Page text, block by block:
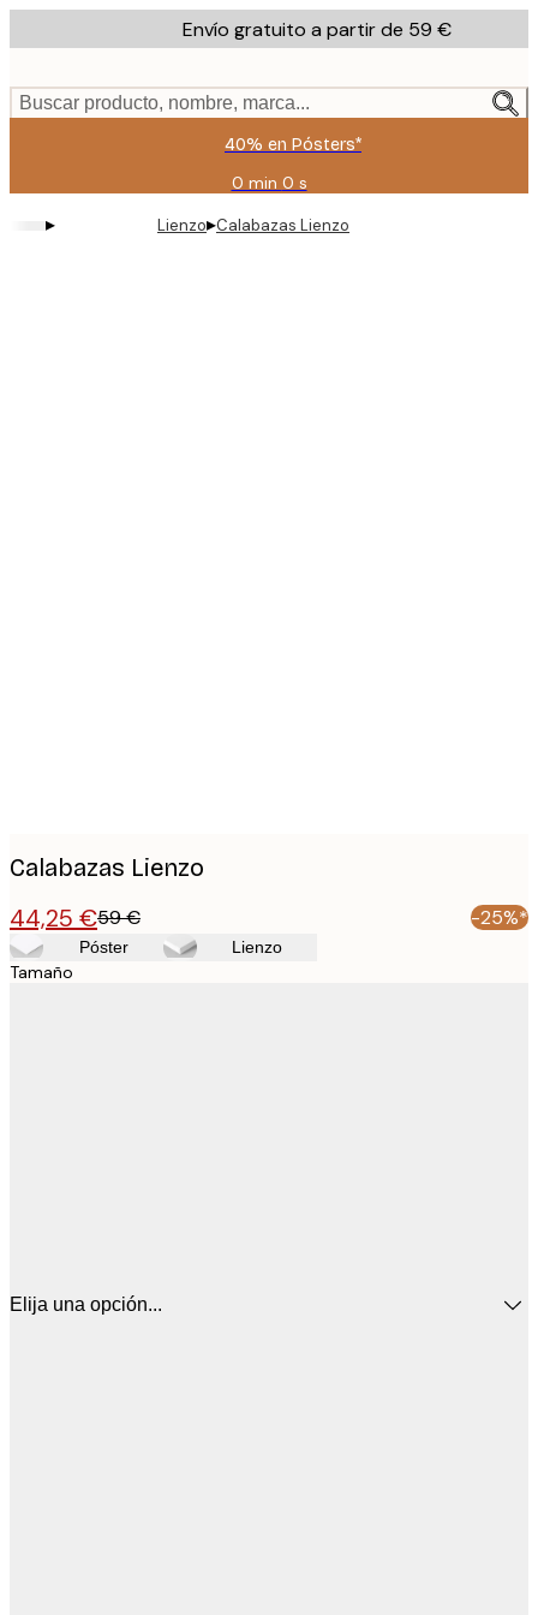
to
content.
Envío gratuito a partir de 59 €
Buscar producto, nombre, marca...
40% en Pósters*
0 min 0 s
Válido
hasta:
2026-
▸ Lienzo▸Calabazas Lienzo
Calabazas Lienzo
44,25 €59 € -25%*
Póster Lienzo
Tamaño
Elija una opción...